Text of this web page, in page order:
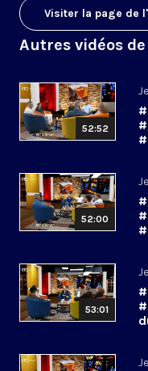
Visiter la page de
Autres vidéos
52:52
52:00
53:01